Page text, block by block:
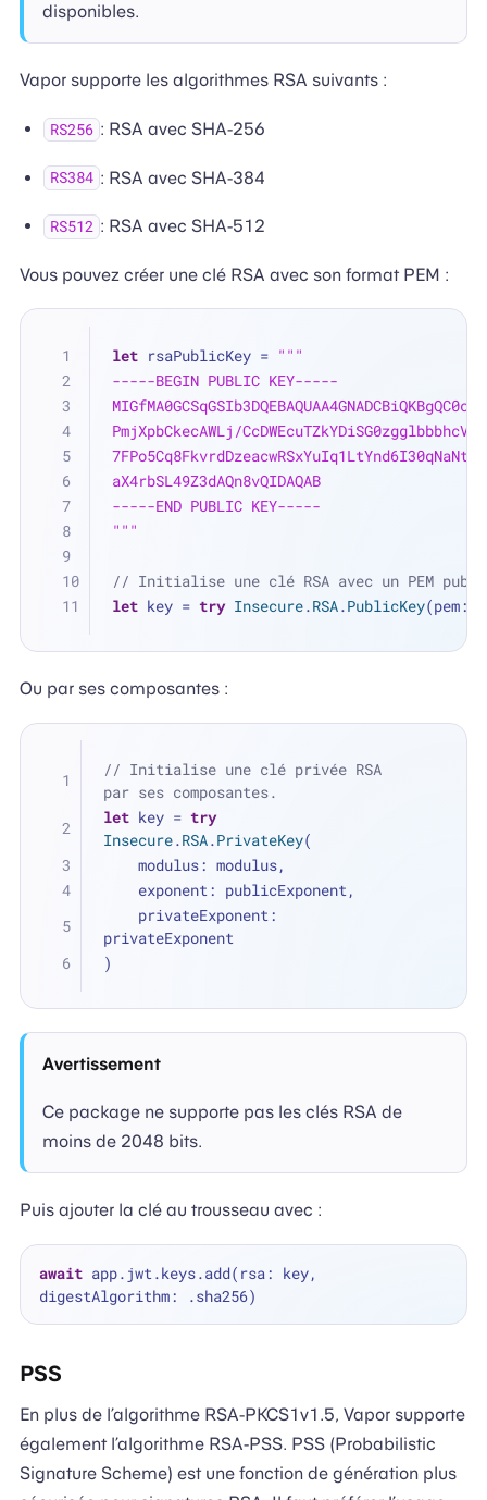
disponibles.
Vapor supporte les algorithmes RSA suivants :
RS256 : RSA avec SHA-256
RS384 : RSA avec SHA-384
RS512 : RSA avec SHA-512
Vous pouvez créer une clé RSA avec son format PEM :
let rsaPublicKey = """
-----BEGIN PUBLIC KEY-----
PmjXpbCkecAWLj/
aX4rbSL49Z3dAQn8vQIDAQAB
-----END PUBLIC KEY-----
"""
// Initialise une clé RSA avec un PEM
let key = try Insecure.RSA.PublicKey(pem:
Ou par ses composantes :
// Initialise une clé privée RSA
par ses composantes.
let key = try
Insecure.RSA.PrivateKey(
    modulus: modulus,
    exponent: publicExponent,
privateExponent
)
Avertissement
Ce package ne supporte pas les clés RSA de
moins de 2048 bits.
Puis ajouter la clé au trousseau avec :
await app.jwt.keys.add(rsa: key,
PSS
En plus de l’algorithme RSA-PKCS1v1.5, Vapor supporte
également l’algorithme RSA-PSS. PSS (Probabilistic
Signature Scheme) est une fonction de génération plus